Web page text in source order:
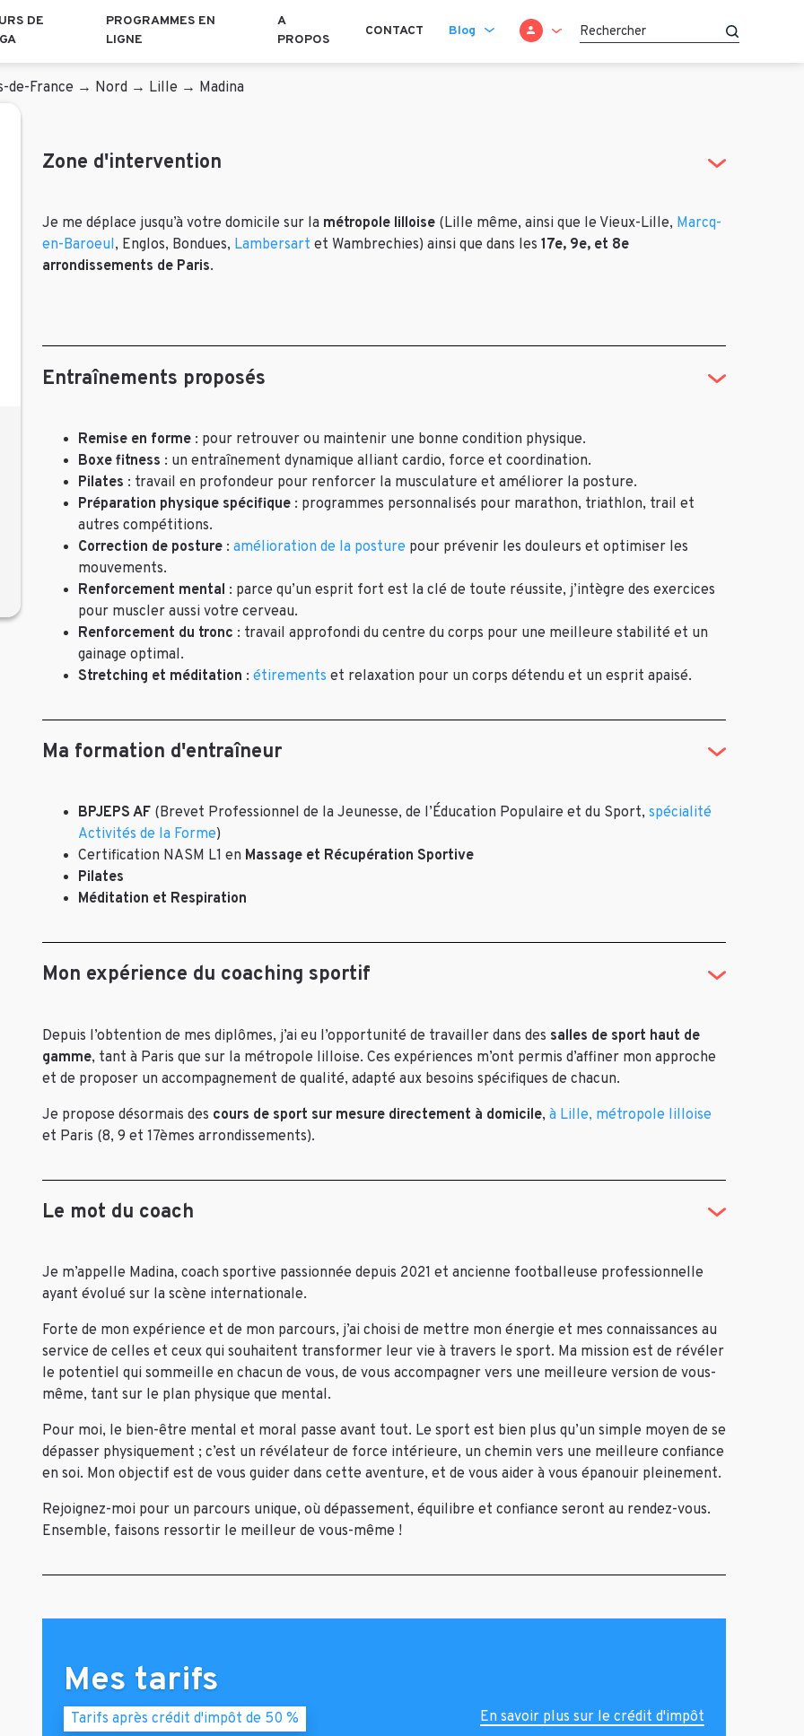
DE
PROGRAMMES EN
LIGNE
A
PROPOS
CONTACT Blog SE CONNECTER
de-France → Nord → Lille → Madina
Zone d'intervention
Je me déplace jusqu’à votre domicile sur la métropole lilloise (Lille même, ainsi que le Vieux-Lille, Marcq-
en-Baroeul, Englos, Bondues, Lambersart et Wambrechies) ainsi que dans les 17e, 9e, et 8e
arrondissements de Paris.
Entraînements proposés
Remise en forme : pour retrouver ou maintenir une bonne condition physique.
Boxe fitness : un entraînement dynamique alliant cardio, force et coordination.
Pilates : travail en profondeur pour renforcer la musculature et améliorer la posture.
Préparation physique spécifique : programmes personnalisés pour marathon, triathlon, trail et
autres compétitions.
Correction de posture : amélioration de la posture pour prévenir les douleurs et optimiser les
mouvements.
Renforcement mental : parce qu’un esprit fort est la clé de toute réussite, j’intègre des exercices
pour muscler aussi votre cerveau.
Renforcement du tronc : travail approfondi du centre du corps pour une meilleure stabilité et un
gainage optimal.
Stretching et méditation : étirements et relaxation pour un corps détendu et un esprit apaisé.
Ma formation d'entraîneur
BPJEPS AF (Brevet Professionnel de la Jeunesse, de l’Éducation Populaire et du Sport, spécialité
Activités de la Forme)
Certification NASM L1 en Massage et Récupération Sportive
Pilates
Méditation et Respiration
Mon expérience du coaching sportif
Depuis l’obtention de mes diplômes, j’ai eu l’opportunité de travailler dans des salles de sport haut de
gamme, tant à Paris que sur la métropole lilloise. Ces expériences m’ont permis d’affiner mon approche
et de proposer un accompagnement de qualité, adapté aux besoins spécifiques de chacun.
Je propose désormais des cours de sport sur mesure directement à domicile, à Lille, métropole lilloise
et Paris (8, 9 et 17èmes arrondissements).
Le mot du coach
Je m’appelle Madina, coach sportive passionnée depuis 2021 et ancienne footballeuse professionnelle
ayant évolué sur la scène internationale.
Forte de mon expérience et de mon parcours, j’ai choisi de mettre mon énergie et mes connaissances au
service de celles et ceux qui souhaitent transformer leur vie à travers le sport. Ma mission est de révéler
le potentiel qui sommeille en chacun de vous, de vous accompagner vers une meilleure version de vous-
même, tant sur le plan physique que mental.
Pour moi, le bien-être mental et moral passe avant tout. Le sport est bien plus qu’un simple moyen de se
dépasser physiquement ; c’est un révélateur de force intérieure, un chemin vers une meilleure confiance
en soi. Mon objectif est de vous guider dans cette aventure, et de vous aider à vous épanouir pleinement.
Rejoignez-moi pour un parcours unique, où dépassement, équilibre et confiance seront au rendez-vous.
Ensemble, faisons ressortir le meilleur de vous-même !
Mes tarifs
Tarifs après crédit d'impôt de 50 % En savoir plus sur le crédit d'impôt